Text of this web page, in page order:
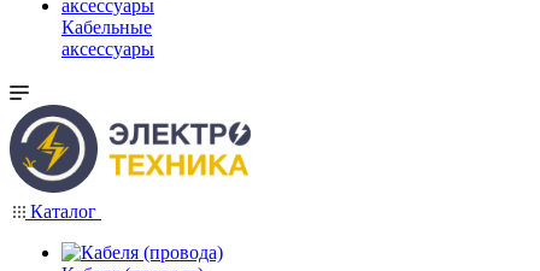
Кабельные
аксессуары
Каталог